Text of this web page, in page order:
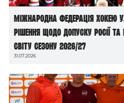
Міжнародна федерація хокею
рішення щодо допуску росії та
світу сезону 2026/27
31.07.2026